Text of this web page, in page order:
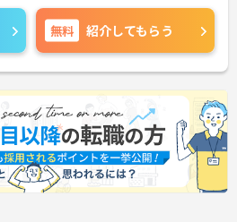
無料 紹介してもらう